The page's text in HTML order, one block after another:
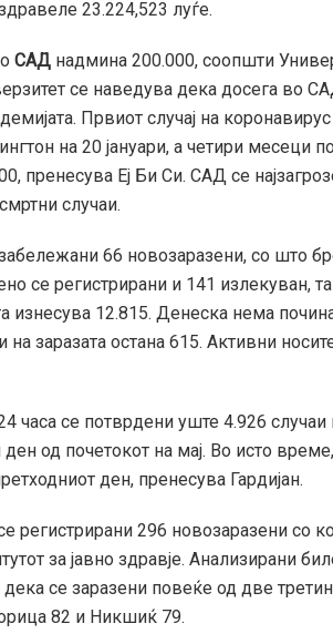
23.224,523 луѓе.
САД надмина 200.000, соопшти
се наведува дека досега во
Првиот случај на
на 20 јануари, а четири месеци
пренесува Еј Би Си. САД се
случаи.
66 новозаразени, со што
се регистрирани и 141 излекуван,
изнесува 12.815. Денеска нема
на заразата остана 615. Активни
часа се потврдени уште 4.926
од почетокот на мај. Во исто
ден, пренесува Гардијан.
регистрирани 296 новозаразени со
за јавно здравје. Анализирани
се заразени повеќе од две
82 и Никшиќ 79.